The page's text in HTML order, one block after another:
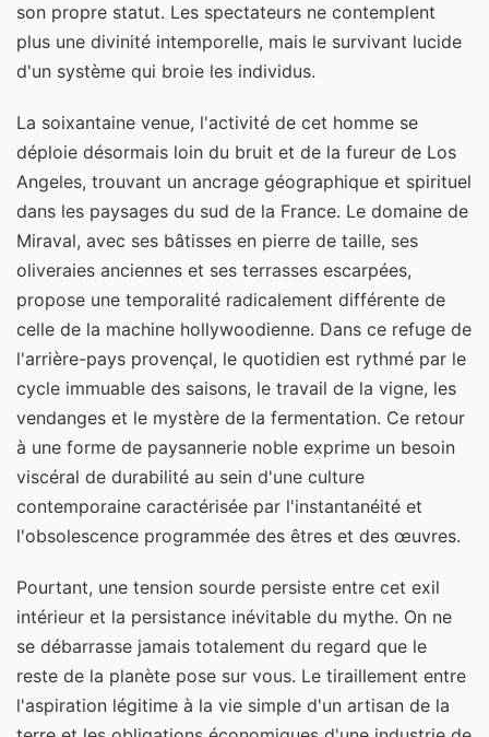
son propre statut. Les spectateurs ne contemplent
plus une divinité intemporelle, mais le survivant lucide
d'un système qui broie les individus.
La soixantaine venue, l'activité de cet homme se
déploie désormais loin du bruit et de la fureur de Los
Angeles, trouvant un ancrage géographique et spirituel
dans les paysages du sud de la France. Le domaine de
Miraval, avec ses bâtisses en pierre de taille, ses
oliveraies anciennes et ses terrasses escarpées,
propose une temporalité radicalement différente de
celle de la machine hollywoodienne. Dans ce refuge de
l'arrière-pays provençal, le quotidien est rythmé par le
cycle immuable des saisons, le travail de la vigne, les
vendanges et le mystère de la fermentation. Ce retour
à une forme de paysannerie noble exprime un besoin
viscéral de durabilité au sein d'une culture
contemporaine caractérisée par l'instantanéité et
l'obsolescence programmée des êtres et des œuvres.
Pourtant, une tension sourde persiste entre cet exil
intérieur et la persistance inévitable du mythe. On ne
se débarrasse jamais totalement du regard que le
reste de la planète pose sur vous. Le tiraillement entre
l'aspiration légitime à la vie simple d'un artisan de la